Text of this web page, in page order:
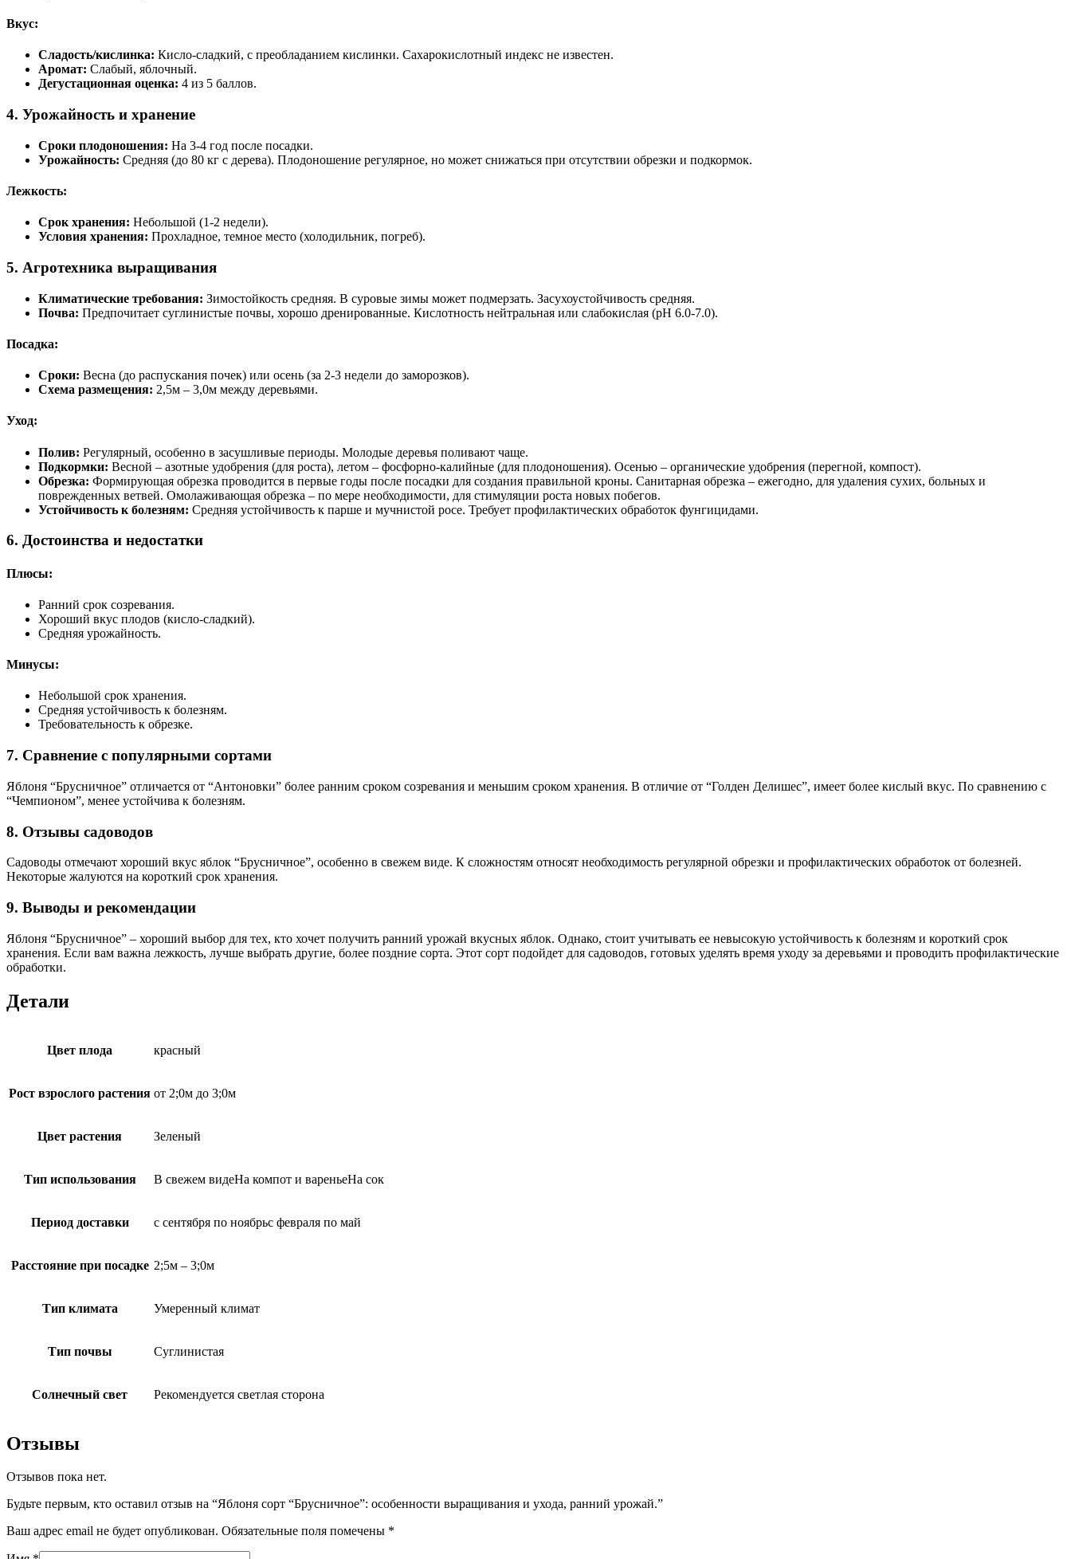
Вкус:
Сладость/кислинка: Кисло-сладкий, с преобладанием кислинки. Сахарокислотный индекс не известен.
Аромат: Слабый, яблочный.
Дегустационная оценка: 4 из 5 баллов.
4. Урожайность и хранение
Сроки плодоношения: На 3-4 год после посадки.
Урожайность: Средняя (до 80 кг с дерева). Плодоношение регулярное, но может снижаться при отсутствии обрезки и подкормок.
Лежкость:
Срок хранения: Небольшой (1-2 недели).
Условия хранения: Прохладное, темное место (холодильник, погреб).
5. Агротехника выращивания
Климатические требования: Зимостойкость средняя. В суровые зимы может подмерзать. Засухоустойчивость средняя.
Почва: Предпочитает суглинистые почвы, хорошо дренированные. Кислотность нейтральная или слабокислая (pH 6.0-7.0).
Посадка:
Сроки: Весна (до распускания почек) или осень (за 2-3 недели до заморозков).
Схема размещения: 2,5м – 3,0м между деревьями.
Уход:
Полив: Регулярный, особенно в засушливые периоды. Молодые деревья поливают чаще.
Подкормки: Весной – азотные удобрения (для роста), летом – фосфорно-калийные (для плодоношения). Осенью – органические удобрения (перегной, компост).
Обрезка: Формирующая обрезка проводится в первые годы после посадки для создания правильной кроны. Санитарная обрезка – ежегодно, для удаления сухих, больных и
поврежденных ветвей. Омолаживающая обрезка – по мере необходимости, для стимуляции роста новых побегов.
Устойчивость к болезням: Средняя устойчивость к парше и мучнистой росе. Требует профилактических обработок фунгицидами.
6. Достоинства и недостатки
Плюсы:
Ранний срок созревания.
Хороший вкус плодов (кисло-сладкий).
Средняя урожайность.
Минусы:
Небольшой срок хранения.
Средняя устойчивость к болезням.
Требовательность к обрезке.
7. Сравнение с популярными сортами
Яблоня “Брусничное” отличается от “Антоновки” более ранним сроком созревания и меньшим сроком хранения. В отличие от “Голден Делишес”, имеет более кислый вкус. По сравнению с
“Чемпионом”, менее устойчива к болезням.
8. Отзывы садоводов
Садоводы отмечают хороший вкус яблок “Брусничное”, особенно в свежем виде. К сложностям относят необходимость регулярной обрезки и профилактических обработок от болезней.
Некоторые жалуются на короткий срок хранения.
9. Выводы и рекомендации
Яблоня “Брусничное” – хороший выбор для тех, кто хочет получить ранний урожай вкусных яблок. Однако, стоит учитывать ее невысокую устойчивость к болезням и короткий срок
хранения. Если вам важна лежкость, лучше выбрать другие, более поздние сорта. Этот сорт подойдет для садоводов, готовых уделять время уходу за деревьями и проводить профилактические
обработки.
Детали
Цвет плода красный
Рост взрослого растения от 2;0м до 3;0м
Цвет растения Зеленый
Тип использования В свежем видеНа компот и вареньеНа сок
Период доставки с сентября по ноябрьс февраля по май
Расстояние при посадке 2;5м – 3;0м
Тип климата Умеренный климат
Тип почвы Суглинистая
Солнечный свет Рекомендуется светлая сторона
Отзывы
Отзывов пока нет.
Будьте первым, кто оставил отзыв на “Яблоня сорт “Брусничное”: особенности выращивания и ухода, ранний урожай.”
Ваш адрес email не будет опубликован. Обязательные поля помечены *